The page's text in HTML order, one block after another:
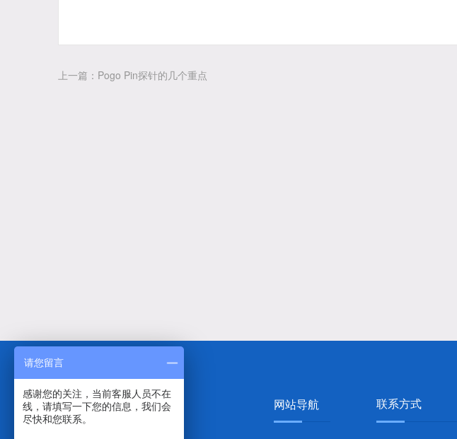
上一篇：Pogo Pin探针的几个重点
网站导航 联系方式
请您留言
感谢您的关注，当前客服人员不在
线，请填写一下您的信息，我们会
尽快和您联系。